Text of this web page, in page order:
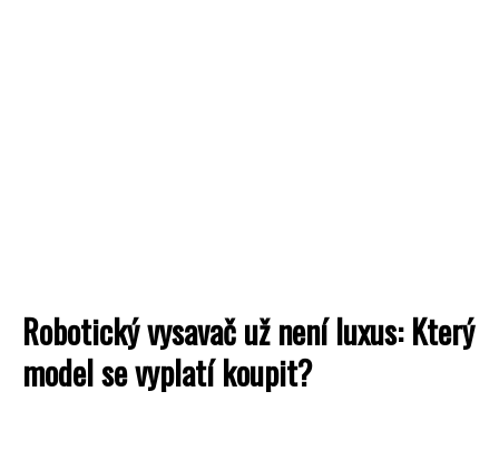
Robotický vysavač už není luxus: Který
model se vyplatí koupit?